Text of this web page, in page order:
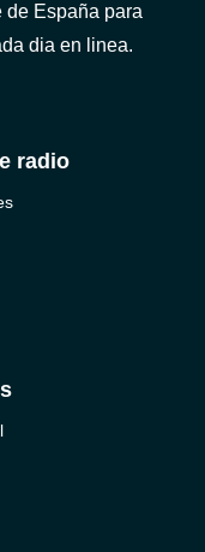
de España para
dia en linea.
radio